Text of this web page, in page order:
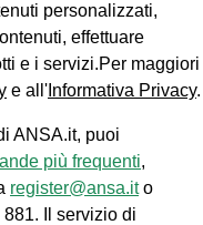
personalizzati,
effettuare
e i servizi.Per maggiori
e all' Informativa Privacy.
ANSA.it, puoi
più frequenti,
register@ansa.ito
Il servizio di